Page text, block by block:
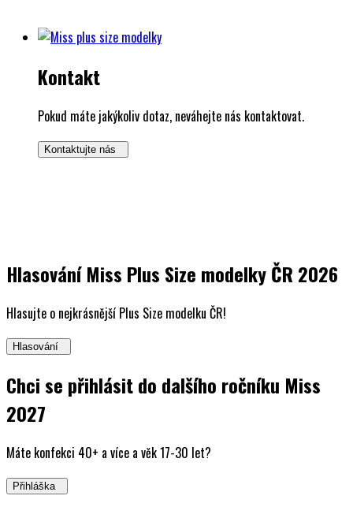
Kontakt
Pokud máte jakýkoliv dotaz, neváhejte nás kontaktovat.
Kontaktujte nás
Hlasování Miss Plus Size modelky ČR 2026
Hlasujte o nejkrásnější Plus Size modelku ČR!
Hlasování
Chci se přihlásit do dalšího ročníku Miss
2027
Máte konfekci 40+ a více a věk 17-30 let?
Přihláška